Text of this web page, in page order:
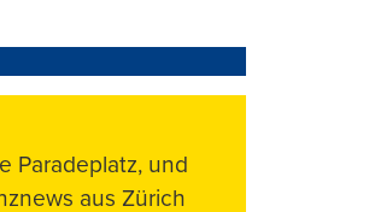
Paradeplatz, und
aus Zürich